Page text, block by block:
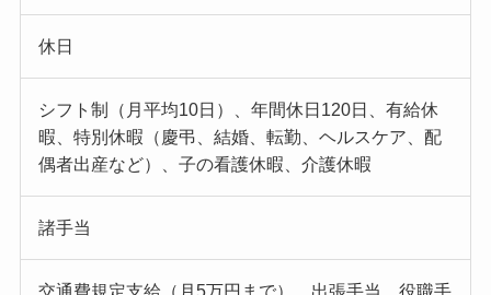
休日
シフト制（月平均10日）、年間休日120日、有給休
暇、特別休暇（慶弔、結婚、転勤、ヘルスケア、配
偶者出産など）、子の看護休暇、介護休暇
諸手当
交通費規定支給（月5万円まで）、出張手当、役職手